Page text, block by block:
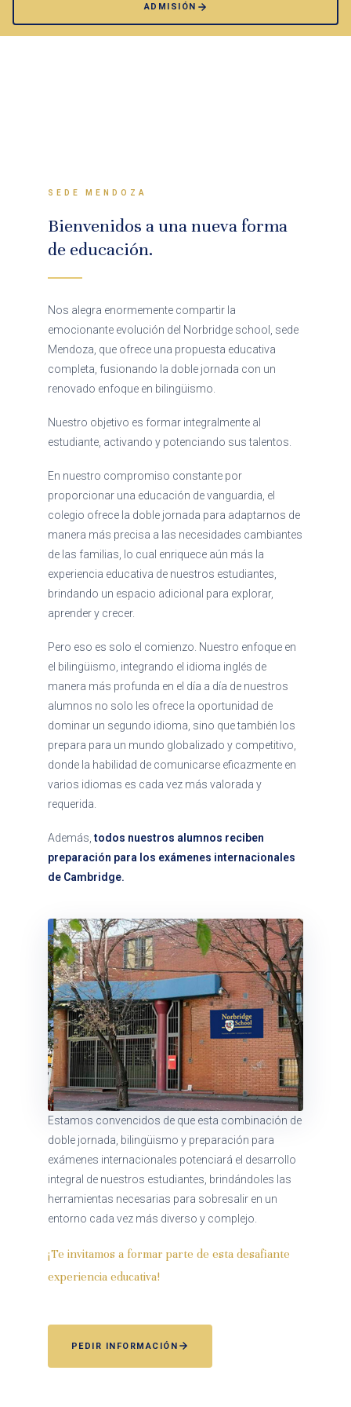
ADMISIÓN
SEDE MENDOZA
Bienvenidos a una nueva forma
de educación.
Nos alegra enormemente compartir la
emocionante evolución del Norbridge school, sede
Mendoza, que ofrece una propuesta educativa
completa, fusionando la doble jornada con un
renovado enfoque en bilingüismo.
Nuestro objetivo es formar integralmente al
estudiante, activando y potenciando sus talentos.
En nuestro compromiso constante por
proporcionar una educación de vanguardia, el
colegio ofrece la doble jornada para adaptarnos de
manera más precisa a las necesidades cambiantes
de las familias, lo cual enriquece aún más la
experiencia educativa de nuestros estudiantes,
brindando un espacio adicional para explorar,
aprender y crecer.
Pero eso es solo el comienzo. Nuestro enfoque en
el bilingüismo, integrando el idioma inglés de
manera más profunda en el día a día de nuestros
alumnos no solo les ofrece la oportunidad de
dominar un segundo idioma, sino que también los
prepara para un mundo globalizado y competitivo,
donde la habilidad de comunicarse eficazmente en
varios idiomas es cada vez más valorada y
requerida.
Además,todos nuestros alumnos reciben
preparación para los exámenes internacionales
de Cambridge.
Estamos convencidos de que esta combinación de
doble jornada, bilingüismo y preparación para
exámenes internacionales potenciará el desarrollo
integral de nuestros estudiantes, brindándoles las
herramientas necesarias para sobresalir en un
entorno cada vez más diverso y complejo.
¡Te invitamos a formar parte de esta desafiante
experiencia educativa!
PEDIR INFORMACIÓN